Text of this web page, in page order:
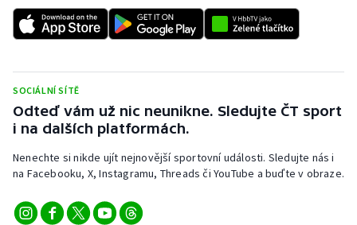
Volejbal
SOCIÁLNÍ SÍTĚ
Odteď vám už nic neunikne. Sledujte ČT sport
i na dalších platformách.
Nenechte si nikde ujít nejnovější sportovní události. Sledujte nás i
na Facebooku, X, Instagramu, Threads či YouTube a buďte v obraze.